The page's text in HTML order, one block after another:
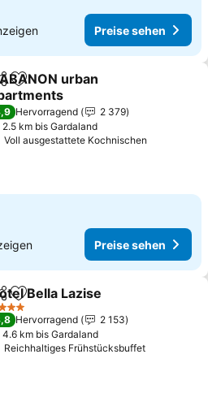
Preise sehen
Zu Favoriten hinzufügen
urban
sehen
Hervorragend
2 379
2.5 km bis Gardaland
Voll ausgestattete Kochnischen
Preise sehen
Zu Favoriten hinzufügen
Bella Lazise
Hervorragend
2 153
4.6 km bis Gardaland
Reichhaltiges FrühstücksbuffetPreise